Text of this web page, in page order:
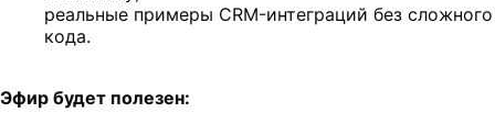
реальные примеры CRM-интеграций без сложного
кода.
Эфир будет полезен: